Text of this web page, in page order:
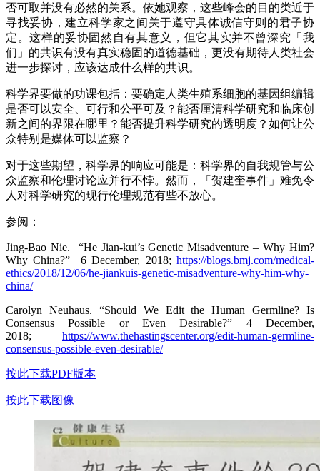
否可取并没有必然的关系。依她观察，这些峰会的目的类近于
寻找妥协，建立科学家之间关于遵守具体诚信守则的君子协
定。这样的妥协固然自有其意义，但它其实并不曾深究「我
们」的共识有没有真实稳固的道德基础，更没有期待人类社会
进一步探讨，应该达成什么样的共识。
科学界要做的功课包括：要确定人类生殖系细胞的基因组编辑
是否可以安全、可行和公平可及？能否厘清科学研究和临床创
新之间的界限在哪里？能否提升科学研究的透明度？如何让公
众特别是媒体可以监察？
对于这些期望，科学界的响应可能是：科学界的自我规管与公
众监察和伦理讨论应并行不悖。然而，「贺建奎事件」难免令
人对科学研究的现行伦理规范有些不放心。
参阅：
Jing-Bao Nie. “He Jian-kui’s Genetic Misadventure – Why Him?
Why China?” 6 December, 2018; https://blogs.bmj.com/medical-
ethics/2018/12/06/he-jiankuis-genetic-misadventure-why-him-why-
china/
Carolyn Neuhaus. “Should We Edit the Human Germline? Is
Consensus Possible or Even Desirable?” 4 December,
2018; https://www.thehastingscenter.org/edit-human-germline-
consensus-possible-even-desirable/
按此下载PDF版本​
按此下载图像